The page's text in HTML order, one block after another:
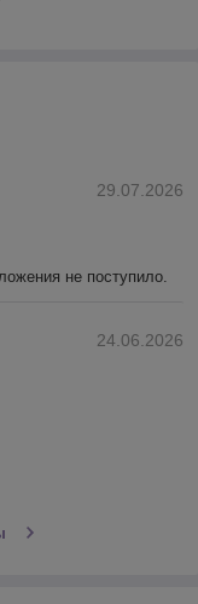
29.07.2026
не поступило.
24.06.2026